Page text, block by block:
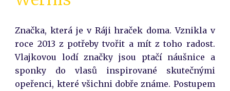
Značka, která je v Ráji hraček doma. Vznikla v
roce 2013 z potřeby tvořit a mít z toho radost.
Vlajkovou lodí značky jsou ptačí náušnice a
sponky do vlasů inspirované skutečnými
opeřenci, které všichni dobře známe. Postupem